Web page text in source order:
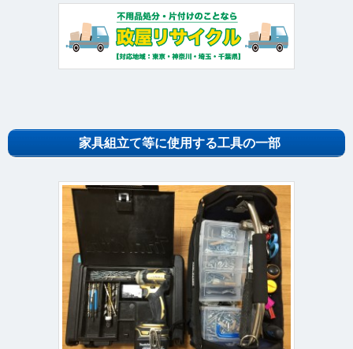
家具組立て等に使用する工具の一部